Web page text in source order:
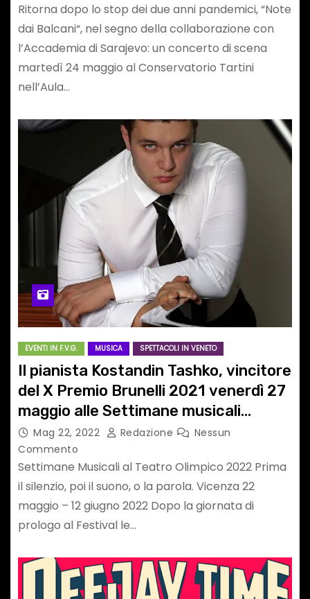
Ritorna dopo lo stop dei due anni pandemici, “Note
dai Balcani“, nel segno della collaborazione con
l’Accademia di Sarajevo: un concerto di scena
martedì 24 maggio al Conservatorio Tartini
nell’Aula…
EVENTI IN F.V.G. MUSICA SPETTACOLI IN VENETO
Il pianista Kostandin Tashko, vincitore
del X Premio Brunelli 2021 venerdì 27
maggio alle Settimane musicali
all’Olimpico
Mag 22, 2022 Redazione
Nessun
Commento
Settimane Musicali al Teatro Olimpico 2022 Prima
il silenzio, poi il suono, o la parola. Vicenza 22
maggio – 12 giugno 2022 Dopo la giornata di
prologo al Festival le…